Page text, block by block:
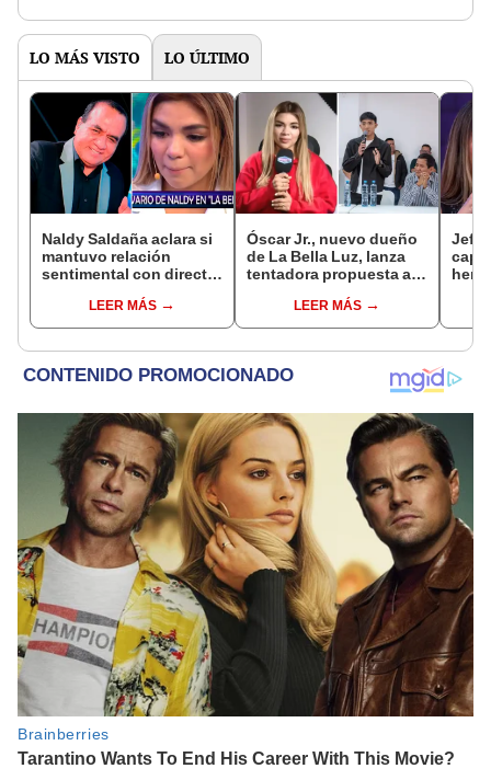
LO MÁS VISTO LO ÚLTIMO
Naldy Saldaña aclara si
mantuvo relación
sentimental con director
denunciarlo por
tocamientos: “Me
LEER MÁS
Óscar Jr., nuevo dueño
de La Bella Luz, lanza
tentadora propuesta a
denuncia por
tocamientos: “Va a
LEER MÁS